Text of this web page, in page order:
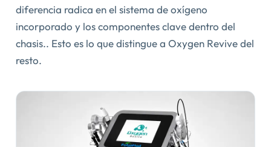
diferencia radica en el sistema de oxígeno
incorporado y los componentes clave dentro del
chasis.. Esto es lo que distingue a Oxygen Revive del
resto.